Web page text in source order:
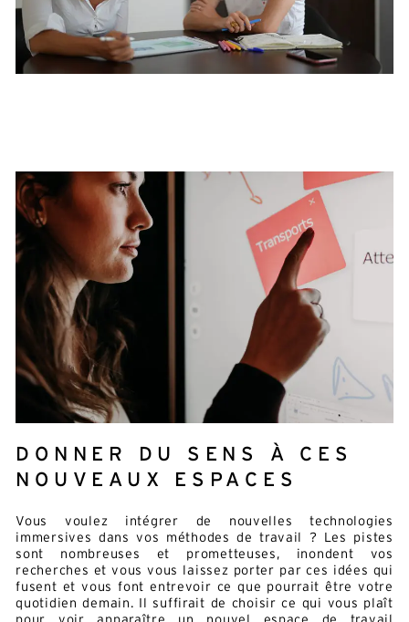
DONNER DU SENS À CES
NOUVEAUX ESPACES
Vous voulez intégrer de nouvelles technologies
immersives dans vos méthodes de travail ? Les pistes
sont nombreuses et prometteuses, inondent vos
recherches et vous vous laissez porter par ces idées qui
fusent et vous font entrevoir ce que pourrait être votre
quotidien demain. Il suffirait de choisir ce qui vous plaît